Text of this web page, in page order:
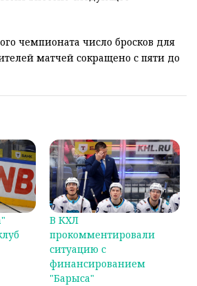
чемпионата число бросков для
матчей сокращено с пяти до
В КХЛ
прокомментировали
ситуацию с
финансированием
"Барыса"